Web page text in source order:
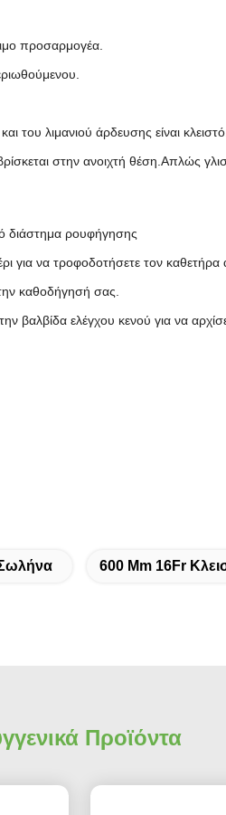
προσαρμογέα.
του λιμανιού άρδευσης είναι κλειστό.
στην ανοιχτή θέση.Απλώς
διάστημα ρουφήγησης
για να τροφοδοτήσετε τον
καθοδήγησή σας.
βαλβίδα ελέγχου κενού για να
600 Mm 16Fr
Προϊόντα